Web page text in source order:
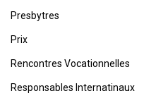
Presbytres
Prix
Rencontres Vocationnelles
Responsables Internatinaux